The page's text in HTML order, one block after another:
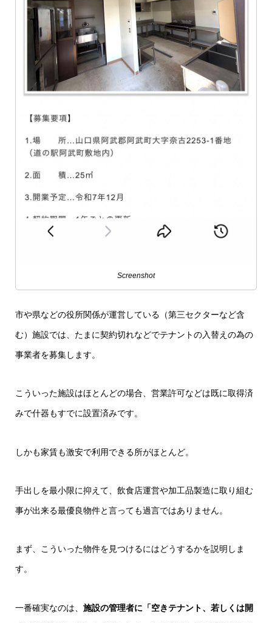
Screenshot
市や県などの役所関係が運営している（第三セクターなど含
む）施設では、たまに契約切れなどでテナントの入替えの為の
事業者を募集します。
こういった施設はほとんどの場合、営業許可などは既に取得済
みで什器もすでに設置済みです。
しかも家賃も激安で利用できる所がほとんど。
手出しを最小限に抑えて、飲食店運営や加工品製造に取り組む
事が出来る最優良物件と言っても過言ではありません。
まず、こういった物件を見つけるにはどうするかを説明しま
す。
一番確実なのは、 施設の管理者に「空きテナント、若しくは開